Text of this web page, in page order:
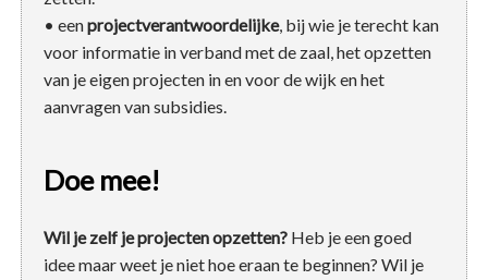
• eenprojectverantwoordelijke, bij wie je terecht kan
voor informatie in verband met de zaal, het opzetten
van je eigen projecten in en voor de wijk en het
aanvragen van subsidies.
Doe mee!
Wil je zelf je projecten opzetten? Heb je een goed
idee maar weet je niet hoe eraan te beginnen? Wil je